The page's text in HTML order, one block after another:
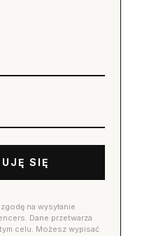
SIĘ
na wysyłanie
Dane przetwarza
celu. Możesz wypisać